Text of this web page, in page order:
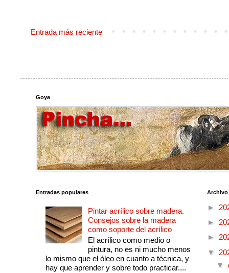
Entrada más reciente
Goya
Entradas populares
Pintar acrílico sobre madera.
Consejos sobre la madera
como soporte del acrílico
El acrílico como medio o
pintura, no es ni mucho menos
lo mismo que el óleo en cuanto a técnica, y
hay que aprender y sobre todo practicar....
►
►
►
▼
▼